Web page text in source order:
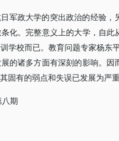
军政大学的突出政治的经验
化。完整意义上的大学，自
学校而已。教育问题专家杨东
的诸多方面有深刻的影响。
固有的弱点和失误已发展为严重
期